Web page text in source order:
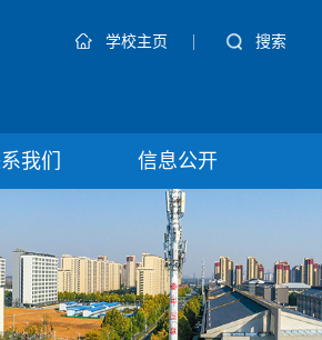
学校主页 | 搜索
我们 信息公开